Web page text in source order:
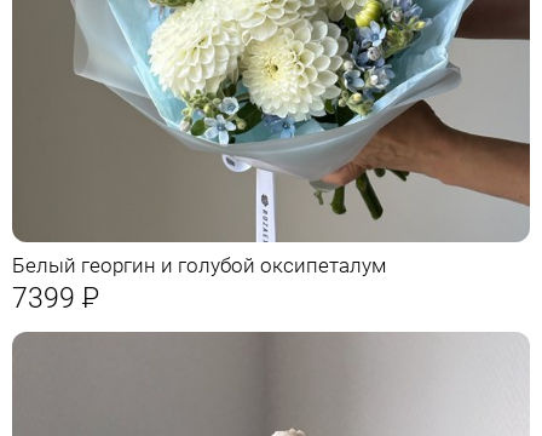
Белый георгин и голубой оксипеталум
7399 Р